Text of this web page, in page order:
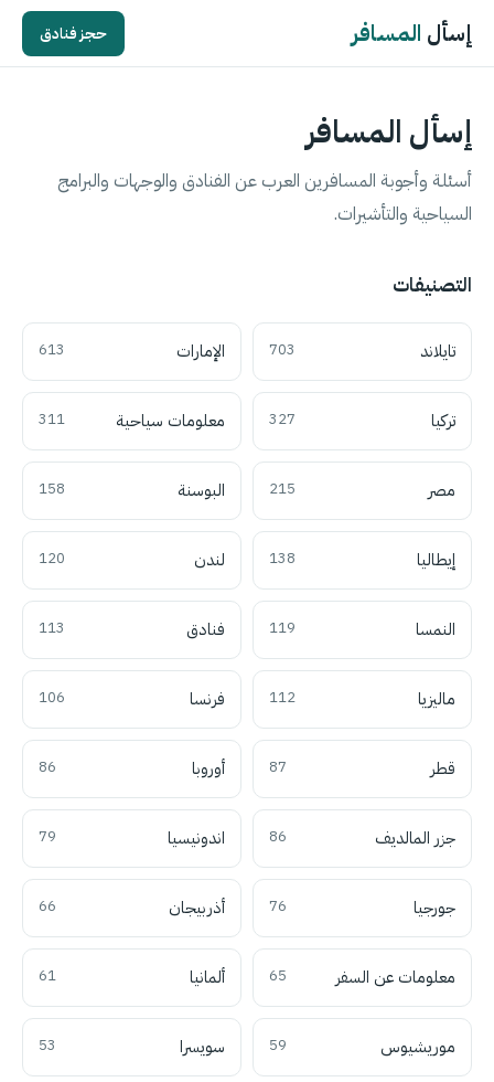
إسأل المسافر حجز فنادق
إسأل المسافر
أسئلة وأجوبة المسافرين العرب عن الفنادق والوجهات والبرامج
السياحية والتأشيرات.
التصنيفات
تايلاند 703 الإمارات 613
تركيا 327 معلومات سياحية 311
مصر 215 البوسنة 158
إيطاليا 138 لندن 120
النمسا 119 فنادق 113
ماليزيا 112 فرنسا 106
قطر 87 أوروبا 86
جزر المالديف 86 اندونيسيا 79
جورجيا 76 أذربيجان 66
معلومات عن السفر 65 ألمانيا 61
موريشيوس 59 سويسرا 53